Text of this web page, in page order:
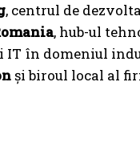
, centrul de
, hub-ul
IT în domeniul
și biroul local al